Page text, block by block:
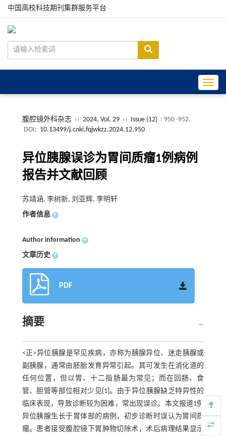
中国高校科技期刊集群服务平台
腹腔镜外科杂志 ›› 2024, Vol. 29 ›› Issue (12) : 950 -952.
DOI: 10.13499/j.cnki.fqjwkzz.2024.12.950
异位胰腺误诊为胃间质瘤1例病例
报告并文献回顾
苏靖涵, 李树新, 刘亚辉, 李明轩
作者信息 +
Author information +
文章历史 +
PDF
摘要
<正>异位胰腺是罕见疾病，亦称为胰腺异位、迷走胰腺或
副胰腺，通常由胚胎发育异常引起。其可发生在消化道的
任何位置，但以胃、十二指肠最为常见；而在回肠、食
管、胆管等部位相对少见[1]。由于异位胰腺缺乏特异性的
临床表现，导致诊断较为困难，常出现误诊。本文报道1例
异位胰腺生长于胃体部的病例，初步诊断时误认为胃间质
瘤。患者接受腹腔镜下胃肿物切除术，术后病理结果显示